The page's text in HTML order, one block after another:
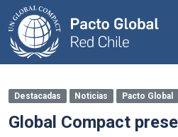
Destacadas Noticias Pacto Global
Global Compact